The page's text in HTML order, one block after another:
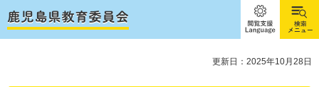
閲覧支
援
Language
検索メ
ニュー
更新日：2025年10月28日